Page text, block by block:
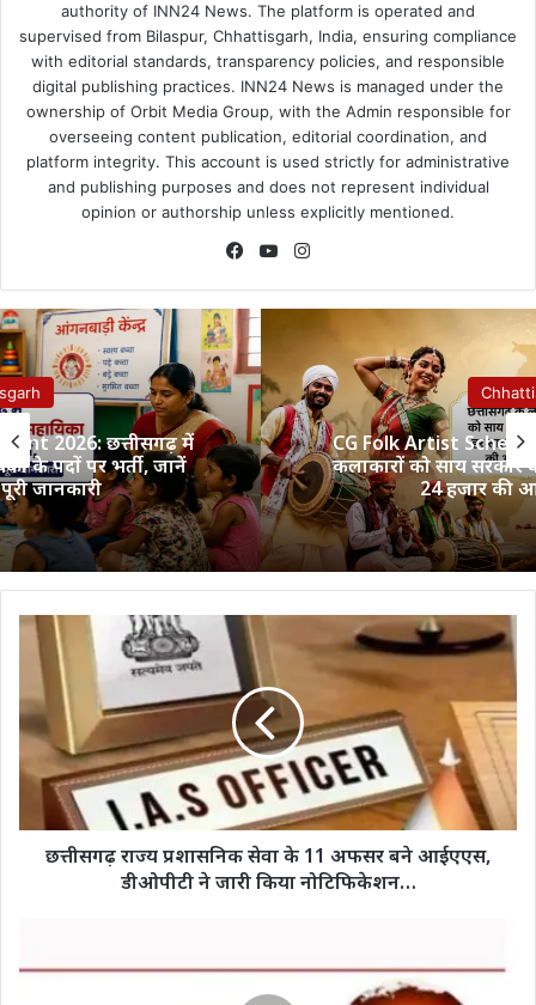
authority of INN24 News. The platform is operated and
supervised from Bilaspur, Chhattisgarh, India, ensuring compliance
with editorial standards, transparency policies, and responsible
digital publishing practices. INN24 News is managed under the
ownership of Orbit Media Group, with the Admin responsible for
overseeing content publication, editorial coordination, and
platform integrity. This account is used strictly for administrative
and publishing purposes and does not represent individual
opinion or authorship unless explicitly mentioned.
FacebookYouTube
Chhattisgarh
CG Folk Artist Scheme 2026: छत्तीसगढ़ के लोक
कलाकारों को साय सरकार का तोहफा, हर साल मिलेगी
24 हजार की आर्थिक सहायता
छत्तीसगढ़
प्रशासनिक
सेवा
के
अफसर
आईएएस,
डीओपीटीछत्तीसगढ़ राज्य प्रशासनिक सेवा के 11 अफसर बने आईएएस,
डीओपीटी ने जारी किया नोटिफिकेशन…